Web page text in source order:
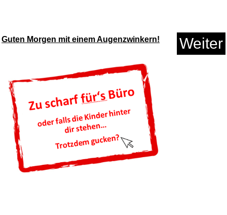
Guten Morgen mit einem Augenzwinkern! Weiter